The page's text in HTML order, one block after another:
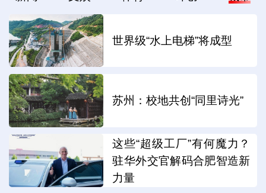
世界级“水上电梯”将成型
苏州：校地共创“同里诗光”
这些“超级工厂”有何魔力？
驻华外交官解码合肥智造新
力量